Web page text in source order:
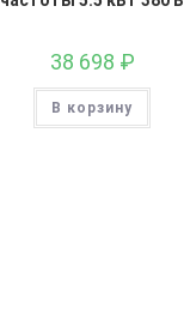
38 698 ₽
В корзину